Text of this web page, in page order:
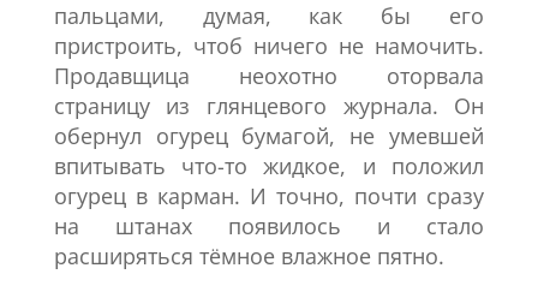
пальцами, думая, как бы его
пристроить, чтоб ничего не намочить.
Продавщица неохотно оторвала
страницу из глянцевого журнала. Он
обернул огурец бумагой, не умевшей
впитывать что-то жидкое, и положил
огурец в карман. И точно, почти сразу
на штанах появилось и стало
расширяться тёмное влажное пятно.